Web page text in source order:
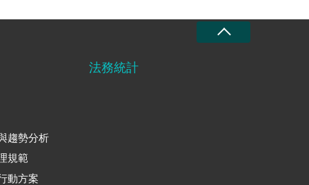
趨勢分析
規範
動方案
法務統計